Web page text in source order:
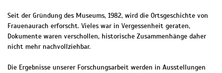
Seit der Gründung des Museums, 1982, wird die Ortsgeschichte von
Frauenaurach erforscht. Vieles war in Vergessenheit geraten,
Dokumente waren verschollen, historische Zusammenhänge daher
nicht mehr nachvollziehbar.
Die Ergebnisse unserer Forschungsarbeit werden in Ausstellungen